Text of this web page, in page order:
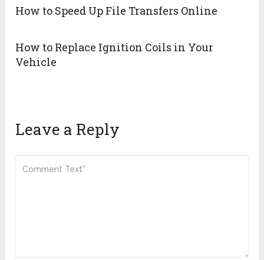
How to Speed Up File Transfers Online
How to Replace Ignition Coils in Your
Vehicle
Leave a Reply